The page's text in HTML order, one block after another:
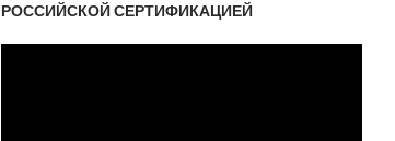
РОССИЙСКОЙ СЕРТИФИКАЦИЕЙ